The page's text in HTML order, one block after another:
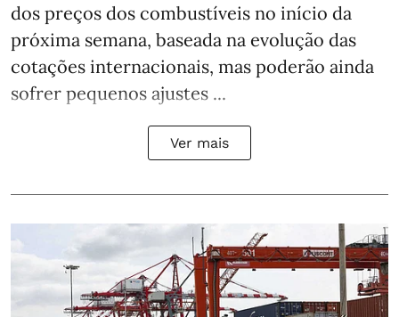
dos preços dos combustíveis no início da
próxima semana, baseada na evolução das
cotações internacionais, mas poderão ainda
sofrer pequenos ajustes ...
Ver mais